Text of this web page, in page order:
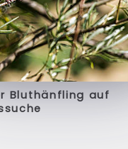
Bluthänfling auf